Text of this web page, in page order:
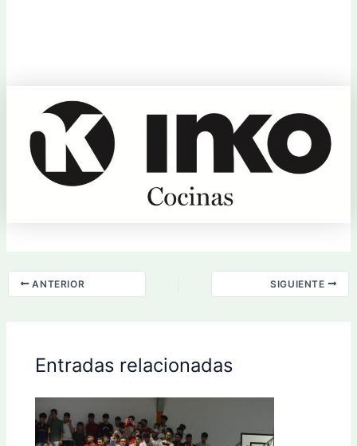
ANTERIOR SIGUIENTE
Entradas relacionadas